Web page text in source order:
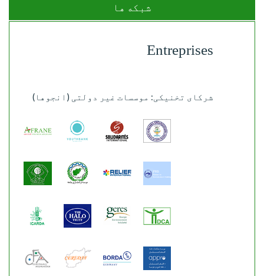
شبکه ها
Entreprises
شرکای تخنیکی: موسسات غیر دولتی (انجوها)